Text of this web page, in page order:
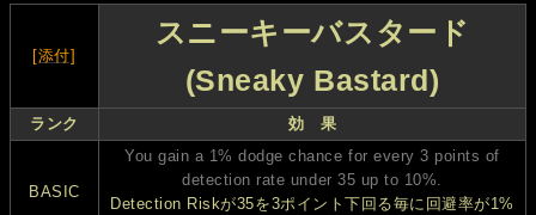
[添付]
スニーキーバスタード
(Sneaky Bastard)
ランク 効 果
BASIC
You gain a 1% dodge chance for every 3 points of
detection rate under 35 up to 10%.
Detection Riskが35を3ポイント下回る毎に回避率が1%